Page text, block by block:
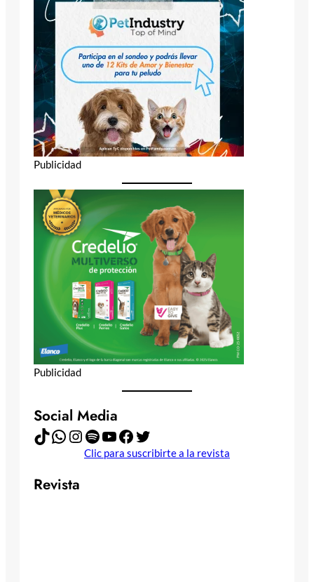
Publicidad
Publicidad
Social Media
TikTok WhatsApp Instagram Spotify YouTube Facebook Twitter
Clic para suscribirte a la revista
Revista